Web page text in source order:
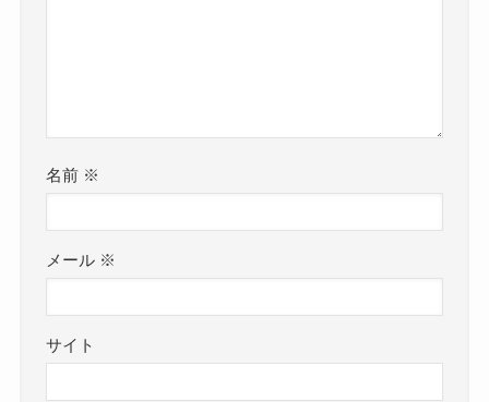
名前 ※
メール ※
サイト